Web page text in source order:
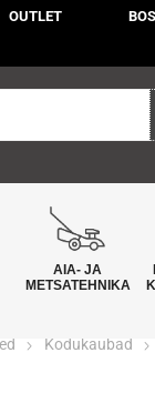
OUTLET
AIA- JA
METSATEHNIKA
Kodukaubad